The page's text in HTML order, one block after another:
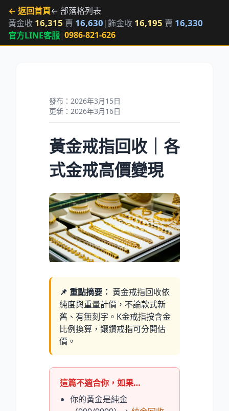
← 返回首頁← 部落格列表
黃金收 16,315 賣 16,630 |飾金收 16,195 賣 16,330
官方LINE客服|0986-821-626
發布：2026年3月15日
更新：2026年3月16日
黃金戒指回收｜各
式金戒高價變現
📌 重點摘要： 黃金戒指回收依
純度與重量計價，不論款式新
舊、有無刻字。K金戒指按含金
比例換算，鑲鑽戒指可分開估
價。
這篇不適合你，如果…
你的黃金是純金